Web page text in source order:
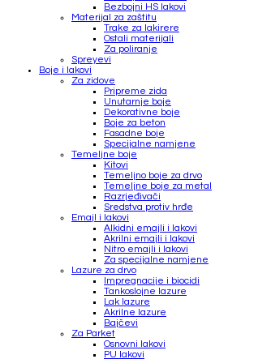
Bezbojni HS lakovi
Materijal za zaštitu
Trake za lakirere
Ostali materijali
Za poliranje
Spreyevi
Boje i lakovi
Za zidove
Pripreme zida
Unutarnje boje
Dekorativne boje
Boje za beton
Fasadne boje
Specijalne namjene
Temeljne boje
Kitovi
Temeljno boje za drvo
Temeljne boje za metal
Razrjeđivači
Sredstva protiv hrđe
Emajl i lakovi
Alkidni emajli i lakovi
Akrilni emajli i lakovi
Nitro emajli i lakovi
Za specijalne namjene
Lazure za drvo
Impregnacije i biocidi
Tankoslojne lazure
Lak lazure
Akrilne lazure
Bajčevi
Za Parket
Osnovni lakovi
PU lakovi